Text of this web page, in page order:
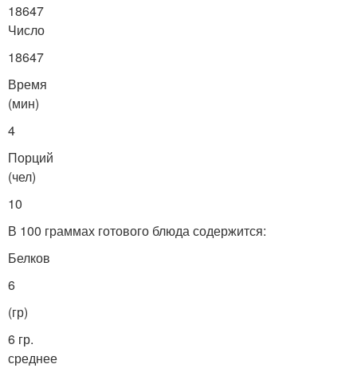
18647
Число
18647
Время
(мин)
4
Порций
(чел)
10
В 100 граммах готового блюда содержится:
Белков
6
(гр)
6 гр.
среднее